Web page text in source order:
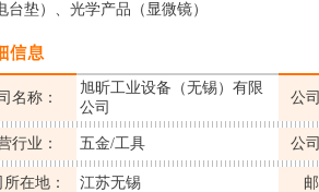
台垫）、光学产品（显微镜）
名称：
旭昕工业设备（无锡）有限
公司
公
行业： 五金/工具 公
在地： 江苏无锡